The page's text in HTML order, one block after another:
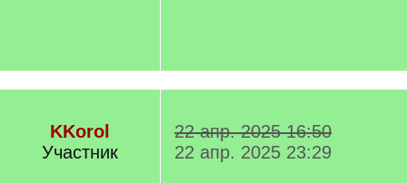
KKorol
Участник
22 апр. 2025 16:50
22 апр. 2025 23:29